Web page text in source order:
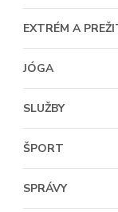
EXTRÉM A
JÓGA
SLUŽBY
ŠPORT
SPRÁVY